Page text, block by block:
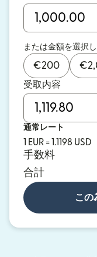
または金額を選択
€200 €
受取内容
通常レート
1 EUR = 1.1198 USD
手数料
合計
この